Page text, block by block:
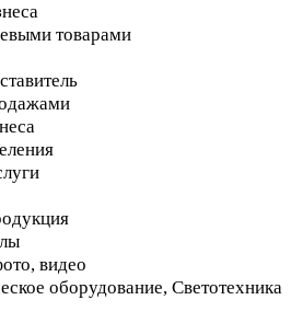
товарами
видео
оборудование, Светотехника